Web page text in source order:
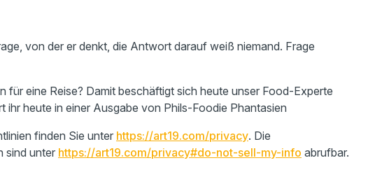
von der er denkt, die Antwort darauf weiß niemand. Frage
für eine Reise? Damit beschäftigt sich heute unser Food-Experte
ihr heute in einer Ausgabe von Phils-Foodie Phantasien
finden Sie unter https://art19.com/privacy. Die
sind unter https://art19.com/privacy#do-not-sell-my-info abrufbar.